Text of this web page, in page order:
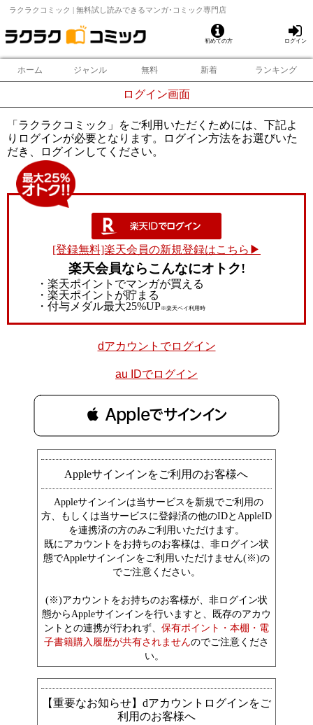
ラクラクコミック | 無料試し読みできるマンガ･コミック専門店
初めての方 ログイン
ホーム ジャンル 無料 新着 ランキング
ログイン画面
「ラクラクコミック」をご利用いただくためには、下記よ
りログインが必要となります。ログイン方法をお選びいた
だき、ログインしてください。
[登録無料]楽天会員の新規登録はこちら▶
楽天会員ならこんなにオトク!
・楽天ポイントでマンガが買える
・楽天ポイントが貯まる
・付与メダル最大25%UP※楽天ペイ利用時
dアカウントでログイン
au IDでログイン
 Appleでサインイン
Appleサインインをご利用のお客様へ
Appleサインインは当サービスを新規でご利用の
方、もしくは当サービスに登録済の他のIDとAppleID
を連携済の方のみご利用いただけます。
既にアカウントをお持ちのお客様は、非ログイン状
態でAppleサインインをご利用いただけません(※)の
でご注意ください。
(※)アカウントをお持ちのお客様が、非ログイン状
態からAppleサインインを行いますと、既存のアカウ
ントとの連携が行われず、 保有ポイント・本棚・電
子書籍購入履歴が共有されませんのでご注意くださ
い。
【重要なお知らせ】dアカウントログインをご
利用のお客様へ